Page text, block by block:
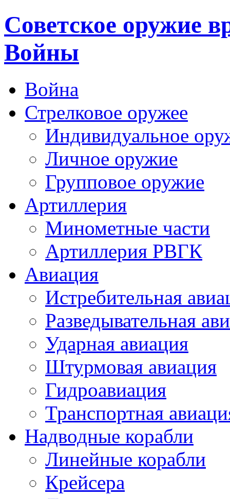
Cоветское оружие
Войны
Война
Стрелковое оружее
Индивидуальное
Личное оружие
Групповое оружие
Артиллерия
Минометные части
Артиллерия РВГК
Авиация
Истребительная
Разведывательная
Ударная авиация
Штурмовая авиация
Гидроавиация
Транспортная
Надводные корабли
Линейные корабли
Крейсера